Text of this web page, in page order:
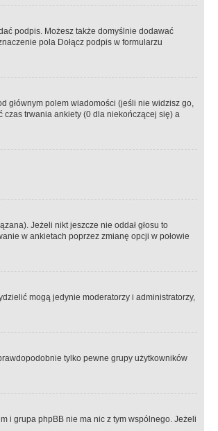
podpis. Możesz także domyślnie dodawać
pola Dołącz podpis w formularzu
głównym polem wiadomości (jeśli nie widzisz go,
trwania ankiety (0 dla niekończącej się) a
Jeżeli nikt jeszcze nie oddał głosu to
w ankietach poprzez zmianę opcji w połowie
mogą jedynie moderatorzy i administratorzy,
tylko pewne grupy użytkowników
i grupa phpBB nie ma nic z tym wspólnego. Jeżeli